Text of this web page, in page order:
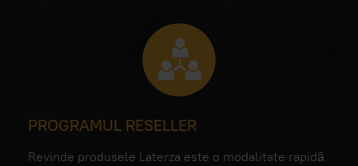
PROGRAMUL RESELLER
Revinde produsele Laterza este o modalitate rapidă